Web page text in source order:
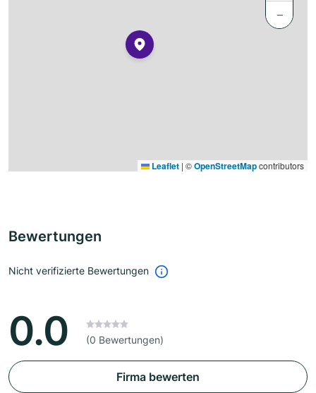
−
Leaflet | ©OpenStreetMapcontributors
Bewertungen
Nicht verifizierte Bewertungen
0.0 (0 Bewertungen)
Firma bewerten